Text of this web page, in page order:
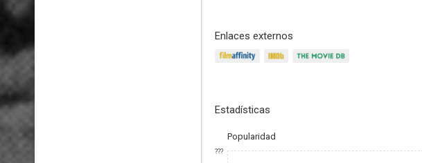
Enlaces externos
Estadísticas
Popularidad
???